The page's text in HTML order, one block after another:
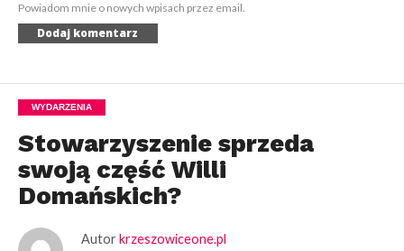
Powiadom mnie o nowych wpisach przez email.
WYDARZENIA
Stowarzyszenie sprzeda
swoją część Willi
Domańskich?
Autor krzeszowiceone.pl